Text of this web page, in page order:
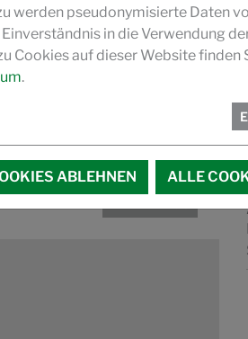
leather.
and fluffy
werden pseudonymisierte Daten
in die Verwendung
Cookies auf dieser Website finden
.
ABLEHNEN ALLE